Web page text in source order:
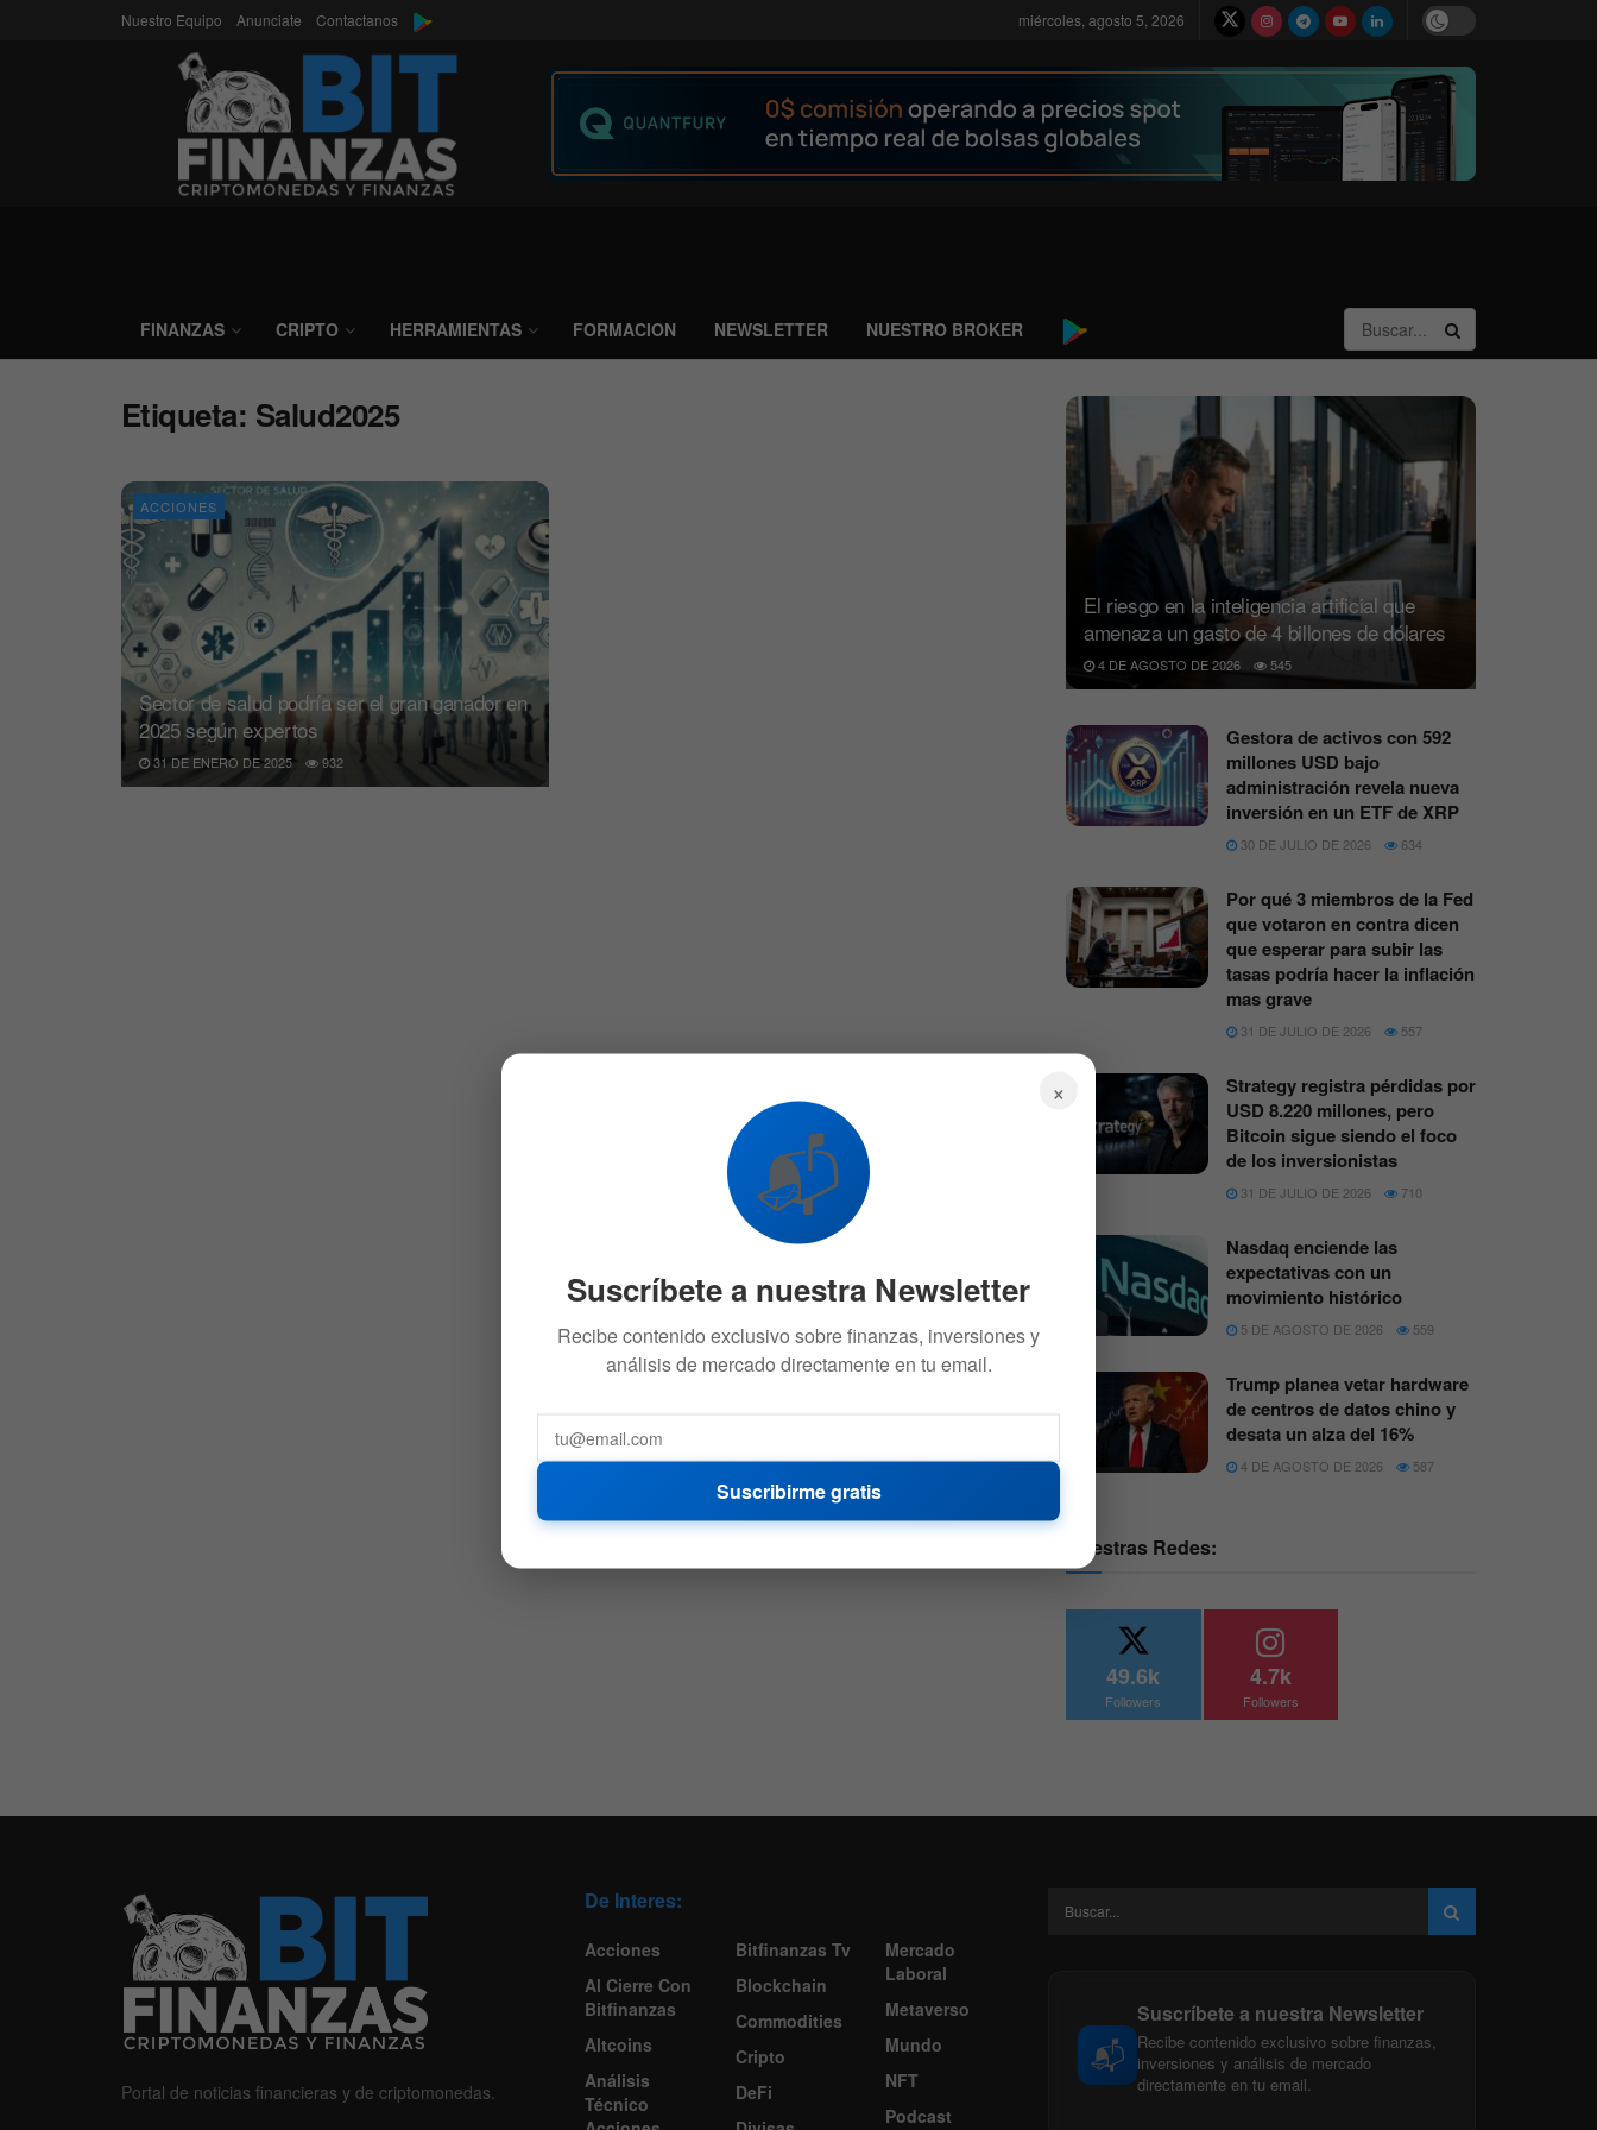
Nuestro Equipo Anunciate Contactanos miércoles, agosto 5, 2026
FINANZAS CRIPTO HERRAMIENTAS FORMACION NEWSLETTER NUESTRO BROKER
Etiqueta: Salud2025
ACCIONES
Sector de salud podría ser el gran ganador en
2025 según expertos
31 DE ENERO DE 2025 932
El riesgo en la inteligencia artificial que
amenaza un gasto de 4 billones de dólares
4 DE AGOSTO DE 2026 545
Gestora de activos con 592
millones USD bajo
administración revela nueva
inversión en un ETF de XRP
30 DE JULIO DE 2026 634
Por qué 3 miembros de la Fed
que votaron en contra dicen
que esperar para subir las
tasas podría hacer la inflación
mas grave
31 DE JULIO DE 2026 557
Strategy registra pérdidas por
USD 8.220 millones, pero
Bitcoin sigue siendo el foco
de los inversionistas
31 DE JULIO DE 2026 710
Nasdaq enciende las
expectativas con un
movimiento histórico
5 DE AGOSTO DE 2026 559
Trump planea vetar hardware
de centros de datos chino y
desata un alza del 16%
4 DE AGOSTO DE 2026 587
Nuestras Redes:
49.6k
Followers
4.7k
Followers
Portal de noticias financieras y de criptomonedas.
De Interes:
Acciones
Al Cierre Con
Bitfinanzas
Altcoins
Análisis
Técnico
Bitfinanzas Tv
Blockchain
Commodities
Cripto
DeFi
Mercado
Laboral
Metaverso
Mundo
NFT
Podcast
📬
Suscríbete a nuestra Newsletter
Recibe contenido exclusivo sobre finanzas,
inversiones y análisis de mercado
directamente en tu email.
×
📬
Suscríbete a nuestra Newsletter
Recibe contenido exclusivo sobre finanzas, inversiones y
análisis de mercado directamente en tu email.
Suscribirme gratis